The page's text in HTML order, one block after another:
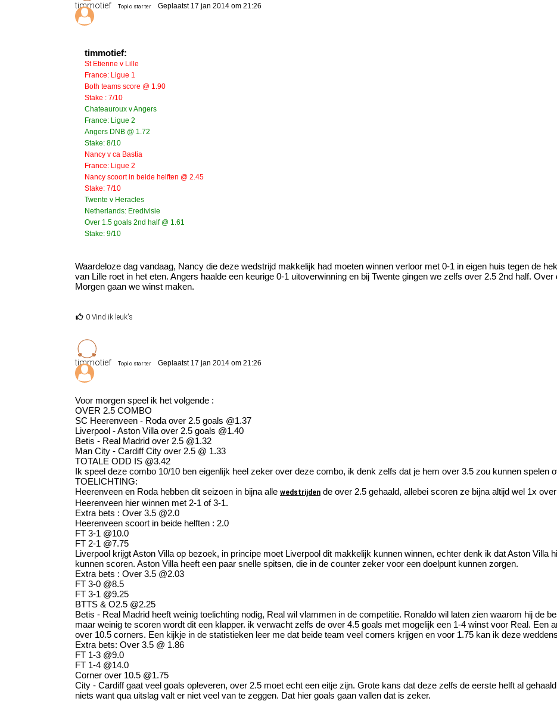
timmotief Topic starter Geplaatst 17 jan 2014 om 21:26
timmotief:
St Etienne v Lille
France: Ligue 1
Both teams score @ 1.90
Stake : 7/10
Chateauroux v Angers
France: Ligue 2
Angers DNB @ 1.72
Stake: 8/10
Nancy v ca Bastia
France: Ligue 2
Nancy scoort in beide helften @ 2.45
Stake: 7/10
Twente v Heracles
Netherlands: Eredivisie
Over 1.5 goals 2nd half @ 1.61
Stake: 9/10
Waardeloze dag vandaag, Nancy die deze wedstrijd makkelijk had moeten winnen verloor met 0-1 in eigen huis tegen de
van Lille roet in het eten. Angers haalde een keurige 0-1 uitoverwinning en bij Twente gingen we zelfs over 2.5 2nd half.
Morgen gaan we winst maken.
0 Vind ik leuk's
timmotief Topic starter Geplaatst 17 jan 2014 om 21:26
Voor morgen speel ik het volgende :
OVER 2.5 COMBO
SC Heerenveen - Roda over 2.5 goals @1.37
Liverpool - Aston Villa over 2.5 goals @1.40
Betis - Real Madrid over 2.5 @1.32
Man City - Cardiff City over 2.5 @ 1.33
TOTALE ODD IS @3.42
Ik speel deze combo 10/10 ben eigenlijk heel zeker over deze combo, ik denk zelfs dat je hem over 3.5 zou kunnen spelen
TOELICHTING:
Heerenveen en Roda hebben dit seizoen in bijna alle wedstrijden de over 2.5 gehaald, allebei scoren ze bijna altijd wel 1x
Heerenveen hier winnen met 2-1 of 3-1.
Extra bets : Over 3.5 @2.0
Heerenveen scoort in beide helften : 2.0
FT 3-1 @10.0
FT 2-1 @7.75
Liverpool krijgt Aston Villa op bezoek, in principe moet Liverpool dit makkelijk kunnen winnen, echter denk ik dat Aston Villa
kunnen scoren. Aston Villa heeft een paar snelle spitsen, die in de counter zeker voor een doelpunt kunnen zorgen.
Extra bets : Over 3.5 @2.03
FT 3-0 @8.5
FT 3-1 @9.25
BTTS & O2.5 @2.25
Betis - Real Madrid heeft weinig toelichting nodig, Real wil vlammen in de competitie. Ronaldo wil laten zien waarom hij de
maar weinig te scoren wordt dit een klapper. ik verwacht zelfs de over 4.5 goals met mogelijk een 1-4 winst voor Real. Een
over 10.5 corners. Een kijkje in de statistieken leer me dat beide team veel corners krijgen en voor 1.75 kan ik deze
Extra bets: Over 3.5 @ 1.86
FT 1-3 @9.0
FT 1-4 @14.0
Corner over 10.5 @1.75
City - Cardiff gaat veel goals opleveren, over 2.5 moet echt een eitje zijn. Grote kans dat deze zelfs de eerste helft al
niets want qua uitslag valt er niet veel van te zeggen. Dat hier goals gaan vallen dat is zeker.